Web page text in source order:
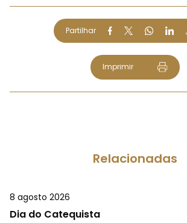
Partilhar
Imprimir
Relacionadas
8 agosto 2026
Dia do Catequista